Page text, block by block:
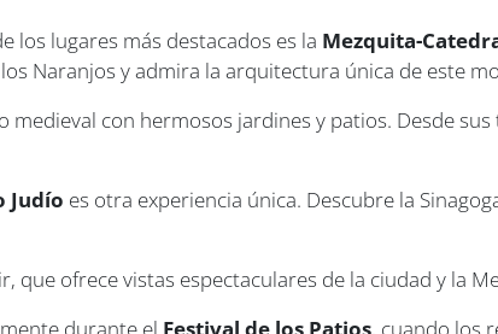
los lugares más destacados es la Mezquita-
Naranjos y admira la arquitectura única de este
medieval con hermosos jardines y patios. Desde
Judío es otra experiencia única. Descubre la
que ofrece vistas espectaculares de la ciudad y la
durante el Festival de los Patios, cuando los